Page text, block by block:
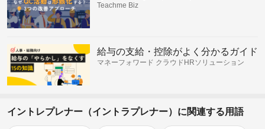
Teachme Biz
給与の支給・控除がよく分かるガイド
マネーフォワード クラウドHRソリューション
イントレプレナー（イントラプレナー）に関連する用語